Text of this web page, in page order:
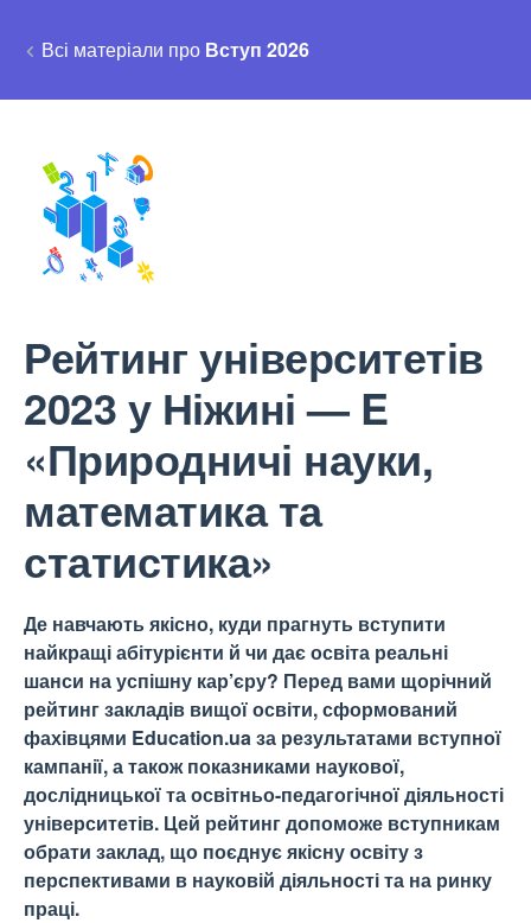
Всі матеріали про Вступ 2026
Рейтинг університетів
2023 у Ніжині — E
«Природничі науки,
математика та
статистика»
Де навчають якісно, куди прагнуть вступити
найкращі абітурієнти й чи дає освіта реальні
шанси на успішну кар’єру? Перед вами щорічний
рейтинг закладів вищої освіти, сформований
фахівцями Education.ua за результатами вступної
кампанії, а також показниками наукової,
дослідницької та освітньо-педагогічної діяльності
університетів. Цей рейтинг допоможе вступникам
обрати заклад, що поєднує якісну освіту з
перспективами в науковій діяльності та на ринку
праці.